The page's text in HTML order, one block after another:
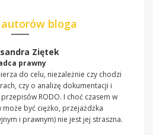
autorów bloga
Ziętek
prawny
do celu, niezależnie czy chodzi
czy o analizę dokumentacji i
RODO. I choć czasem w
może być ciężko, przejażdżka
i prawnym) nie jest jej straszna.